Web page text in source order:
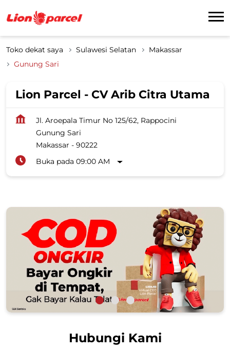
Toko dekat saya Sulawesi Selatan
Makassar
Gunung Sari
Lion Parcel - CV Arib Citra Utama
Jl. Aroepala Timur No 125/62, Rappocini
Gunung Sari
Makassar - 90222
Buka pada 09:00 AM
Hubungi Kami